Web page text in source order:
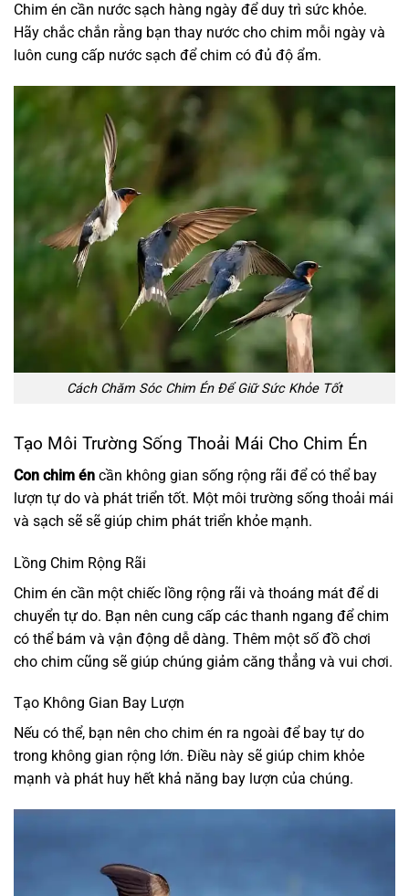
Chim én cần nước sạch hàng ngày để duy trì sức khỏe.
Hãy chắc chắn rằng bạn thay nước cho chim mỗi ngày và
luôn cung cấp nước sạch để chim có đủ độ ẩm.
Cách Chăm Sóc Chim Én Để Giữ Sức Khỏe Tốt
Tạo Môi Trường Sống Thoải Mái Cho Chim Én
Con chim én cần không gian sống rộng rãi để có thể bay
lượn tự do và phát triển tốt. Một môi trường sống thoải mái
và sạch sẽ sẽ giúp chim phát triển khỏe mạnh.
Lồng Chim Rộng Rãi
Chim én cần một chiếc lồng rộng rãi và thoáng mát để di
chuyển tự do. Bạn nên cung cấp các thanh ngang để chim
có thể bám và vận động dễ dàng. Thêm một số đồ chơi
cho chim cũng sẽ giúp chúng giảm căng thẳng và vui chơi.
Tạo Không Gian Bay Lượn
Nếu có thể, bạn nên cho chim én ra ngoài để bay tự do
trong không gian rộng lớn. Điều này sẽ giúp chim khỏe
mạnh và phát huy hết khả năng bay lượn của chúng.